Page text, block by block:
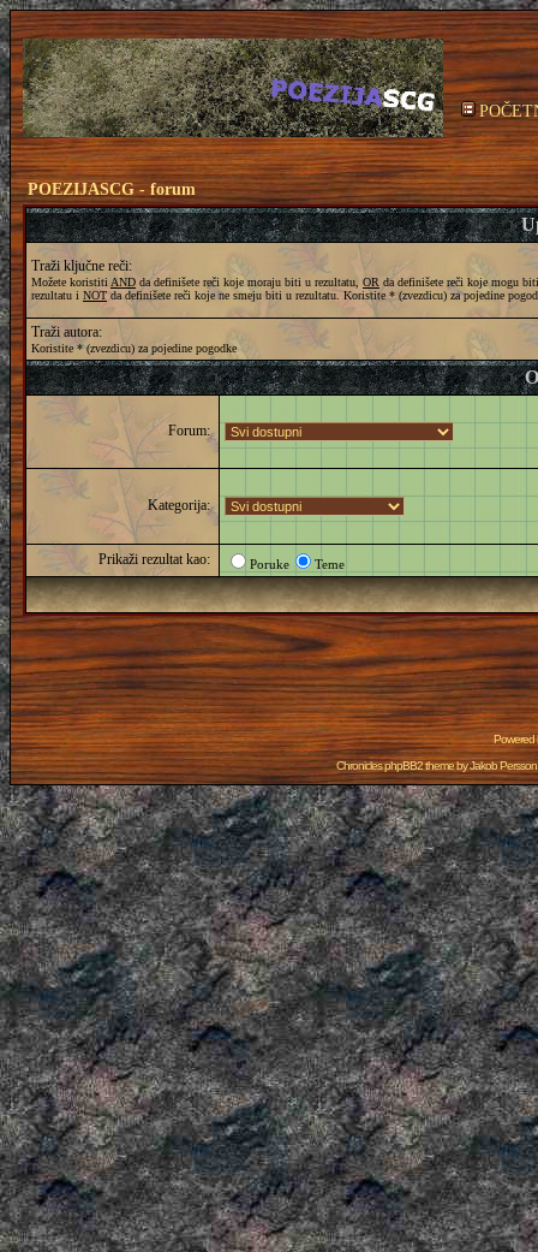
POEZIJASCG - forum
Traži ključne reči:
Možete koristiti AND da definišete reči koje moraju biti u rezultatu, OR da definišete reči koje mogu
rezultatu i NOTda definišete reči koje ne smeju biti u rezultatu. Koristite * (zvezdicu) za pojedine
Traži autora:
Koristite * (zvezdicu) za pojedine pogodke
Forum:
Kategorija:
Prikaži rezultat kao: Poruke Teme
Powered
Chronicles phpBB2 theme byJakob Persson